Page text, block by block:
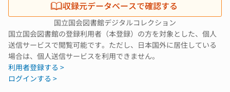
収録元データベースで確認する
国立国会図書館デジタルコレクション
国立国会図書館の登録利用者（本登録）の方を対象とした、個人
送信サービスで閲覧可能です。ただし、日本国外に居住している
場合は、個人送信サービスを利用できません。
利用者登録する >
ログインする >